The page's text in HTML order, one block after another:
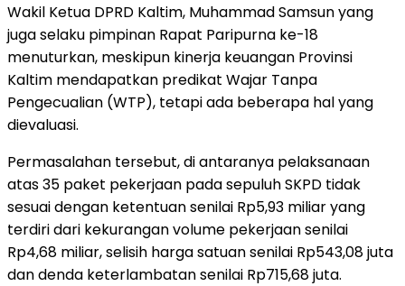
Wakil Ketua DPRD Kaltim, Muhammad Samsun yang
juga selaku pimpinan Rapat Paripurna ke-18
menuturkan, meskipun kinerja keuangan Provinsi
Kaltim mendapatkan predikat Wajar Tanpa
Pengecualian (WTP), tetapi ada beberapa hal yang
dievaluasi.
Permasalahan tersebut, di antaranya pelaksanaan
atas 35 paket pekerjaan pada sepuluh SKPD tidak
sesuai dengan ketentuan senilai Rp5,93 miliar yang
terdiri dari kekurangan volume pekerjaan senilai
Rp4,68 miliar, selisih harga satuan senilai Rp543,08 juta
dan denda keterlambatan senilai Rp715,68 juta.